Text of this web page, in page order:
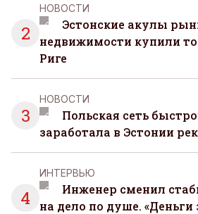
2
НОВОСТИ
Эстонские акулы
недвижимости купили
Риге
3
НОВОСТИ
Польская сеть
заработала в Эстонии
4
ИНТЕРВЬЮ
Инженер сменил
на дело по душе. «Деньги